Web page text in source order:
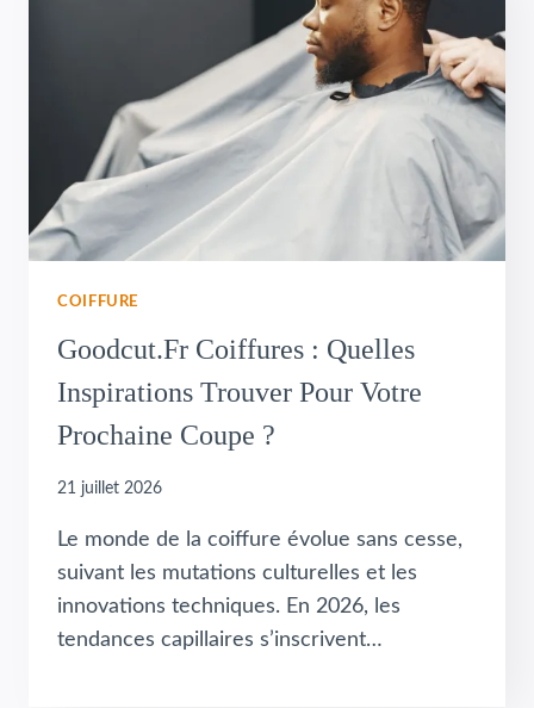
COIFFURE
Goodcut.fr Coiffures : Quelles
Inspirations Trouver Pour Votre
Prochaine Coupe ?
21 juillet 2026
Le monde de la coiffure évolue sans cesse,
suivant les mutations culturelles et les
innovations techniques. En 2026, les
tendances capillaires s’inscrivent…